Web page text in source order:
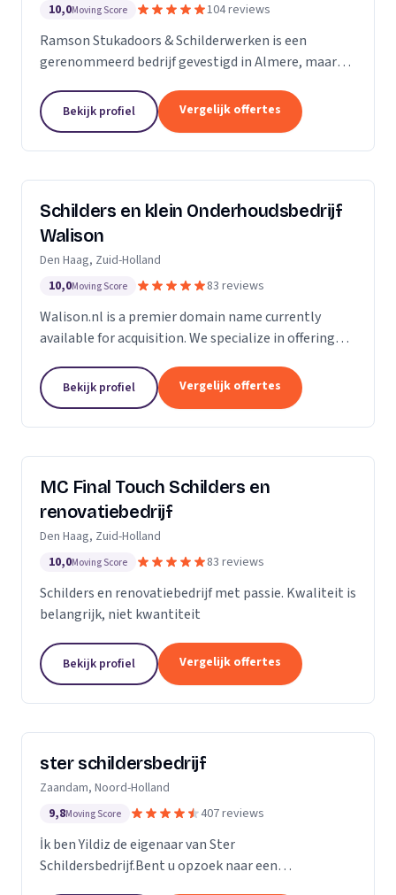
10,0Moving Score 104 reviews
Ramson Stukadoors & Schilderwerken is een
gerenommeerd bedrijf gevestigd in Almere, maar
Of u nu in Amsterdam, Harderwijk, Amersfoort of
elders...
Bekijk profiel Vergelijk offertes
Schilders en klein Onderhoudsbedrijf
Walison
Den Haag, Zuid-Holland
10,0Moving Score 83 reviews
Walison.nl is a premier domain name currently
available for acquisition. We specialize in offering
to significantly enhance your digital presence. Our...
Bekijk profiel Vergelijk offertes
MC Final Touch Schilders en
renovatiebedrijf
Den Haag, Zuid-Holland
10,0Moving Score 83 reviews
Schilders en renovatiebedrijf met passie. Kwaliteit is
belangrijk, niet kwantiteit
Bekijk profiel Vergelijk offertes
ster schildersbedrijf
Zaandam, Noord-Holland
9,8Moving Score 407 reviews
İk ben Yildiz de eigenaar van Ster
Schildersbedrijf.Bent u opzoek naar een